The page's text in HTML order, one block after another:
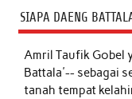
SIAPA DAENG
Amril Taufik Gobel
Battala'-- sebagai
tanah tempat